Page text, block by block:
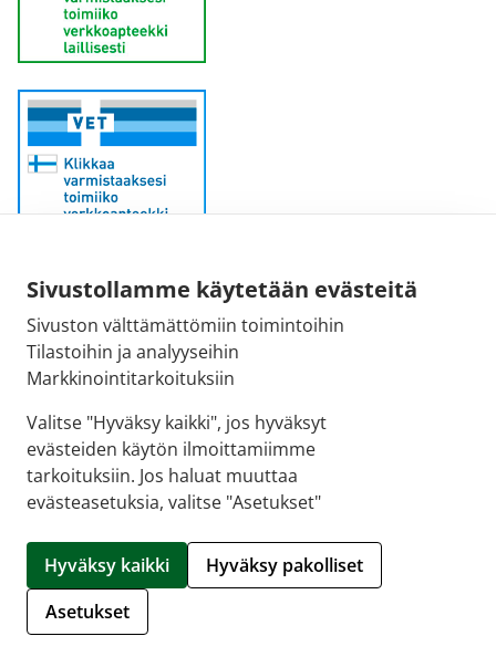
Sivustollamme käytetään evästeitä
Sivuston välttämättömiin toimintoihin
Tilastoihin ja analyyseihin
Markkinointitarkoituksiin
Valitse "Hyväksy kaikki", jos hyväksyt
evästeiden käytön ilmoittamiimme
tarkoituksiin. Jos haluat muuttaa
evästeasetuksia, valitse "Asetukset"
Hyväksy kaikki
Hyväksy pakolliset
Asetukset
Sähköpostiosoite:
kirjaamo@fimea.fi
Fimean vaihde:
029 522 3341
Hallitse evästeitä